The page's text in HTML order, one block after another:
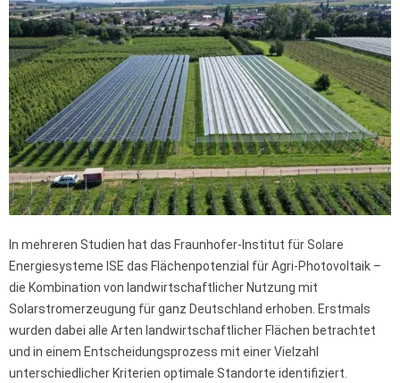
In mehreren Studien hat das Fraunhofer-Institut für Solare
Energiesysteme ISE das Flächenpotenzial für Agri-Photovoltaik –
die Kombination von landwirtschaftlicher Nutzung mit
Solarstromerzeugung für ganz Deutschland erhoben. Erstmals
wurden dabei alle Arten landwirtschaftlicher Flächen betrachtet
und in einem Entscheidungsprozess mit einer Vielzahl
unterschiedlicher Kriterien optimale Standorte identifiziert.